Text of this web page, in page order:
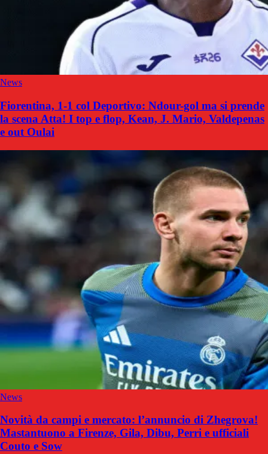
News
Fiorentina, 1-1 col Deportivo: Ndour-gol ma si prende
la scena Atta! I top e flop, Kean, J. Mario, Valdepenas
e out Oulai
News
Novità da campi e mercato: l’annuncio di Zhegrova!
Mastantuono a Firenze, Gila, Dibu, Perri e ufficiali
Couto e Sow